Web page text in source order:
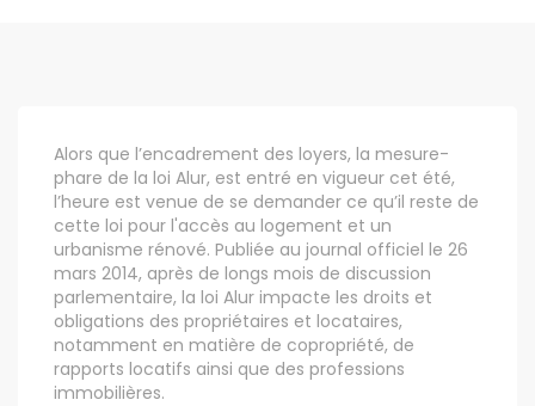
Alors que l’encadrement des loyers, la mesure-
phare de la loi Alur, est entré en vigueur cet été,
l’heure est venue de se demander ce qu’il reste de
cette loi pour l'accès au logement et un
urbanisme rénové. Publiée au journal officiel le 26
mars 2014, après de longs mois de discussion
parlementaire, la loi Alur impacte les droits et
obligations des propriétaires et locataires,
notamment en matière de copropriété, de
rapports locatifs ainsi que des professions
immobilières.